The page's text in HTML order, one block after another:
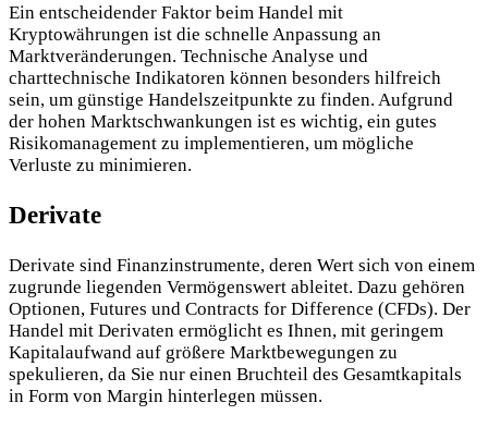
Ein entscheidender Faktor beim Handel mit
Kryptowährungen ist die schnelle Anpassung an
Marktveränderungen. Technische Analyse und
charttechnische Indikatoren können besonders hilfreich
sein, um günstige Handelszeitpunkte zu finden. Aufgrund
der hohen Marktschwankungen ist es wichtig, ein gutes
Risikomanagement zu implementieren, um mögliche
Verluste zu minimieren.
Derivate
Derivate sind Finanzinstrumente, deren Wert sich von einem
zugrunde liegenden Vermögenswert ableitet. Dazu gehören
Optionen, Futures und Contracts for Difference (CFDs). Der
Handel mit Derivaten ermöglicht es Ihnen, mit geringem
Kapitalaufwand auf größere Marktbewegungen zu
spekulieren, da Sie nur einen Bruchteil des Gesamtkapitals
in Form von Margin hinterlegen müssen.